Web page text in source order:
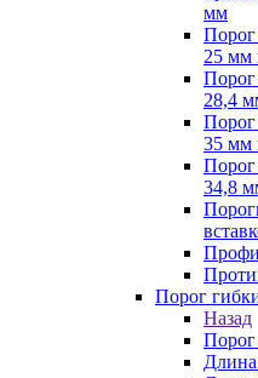
мм
Порог
25 мм
Порог
28,4
Порог
35 мм
Порог
34,8
Порог
Назад